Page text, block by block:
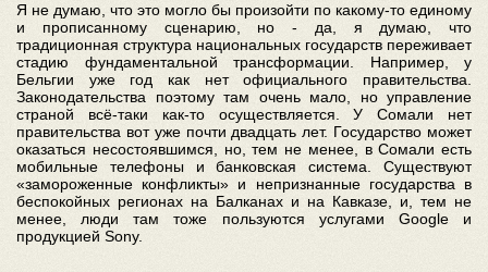
Я не думаю, что это могло бы произойти по какому-то единому
и прописанному сценарию, но - да, я думаю, что
традиционная структура национальных государств переживает
стадию фундаментальной трансформации. Например, у
Бельгии уже год как нет официального правительства.
Законодательства поэтому там очень мало, но управление
страной всё-таки как-то осуществляется. У Сомали нет
правительства вот уже почти двадцать лет. Государство может
оказаться несостоявшимся, но, тем не менее, в Сомали есть
мобильные телефоны и банковская система. Существуют
«замороженные конфликты» и непризнанные государства в
беспокойных регионах на Балканах и на Кавказе, и, тем не
менее, люди там тоже пользуются услугами Google и
продукцией Sony.